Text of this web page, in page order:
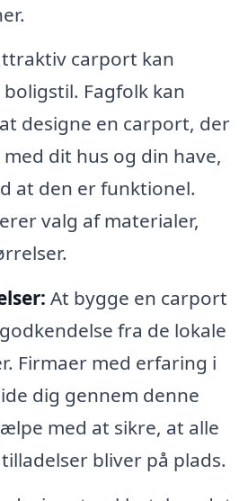
carport kan
Fagfolk kan
designe en carport, der
dit hus og din have,
at den er funktionel.
valg af materialer,
At bygge en carport
fra de lokale
Firmaer med erfaring i
dig gennem denne
med at sikre, at alle
bliver på plads.